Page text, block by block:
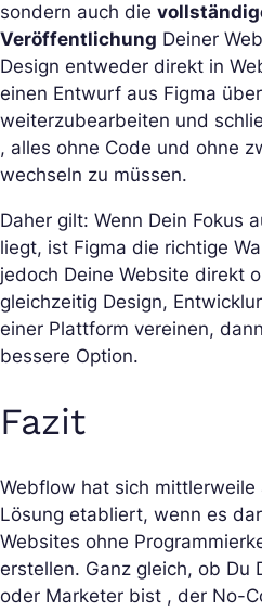
sondern auch die
Veröffentlichung Deiner
Design entweder direkt in
einen Entwurf aus Figma
weiterzubearbeiten und
, alles ohne Code und ohne
wechseln zu müssen.
Daher gilt: Wenn Dein Fokus
liegt, ist Figma die richtige
jedoch Deine Website direkt
gleichzeitig Design,
einer Plattform vereinen,
bessere Option.
Fazit
Webflow hat sich mittlerweile
Lösung etabliert, wenn es
Websites ohne
erstellen. Ganz gleich, ob Du
oder Marketer bist , der No-